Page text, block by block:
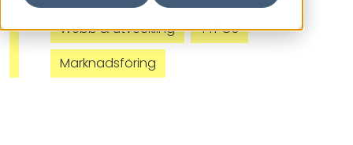
Webb & utveckling
TYPO3
Marknadsföring